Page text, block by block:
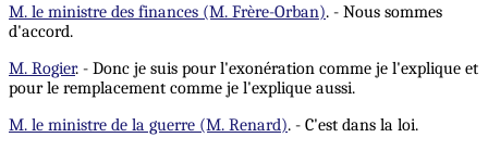
M. le ministre des finances (M. Frère-Orban). - Nous sommes
d'accord.
M. Rogier. - Donc je suis pour l'exonération comme je l'explique et
pour le remplacement comme je l'explique aussi.
M. le ministre de la guerre (M. Renard). - C'est dans la loi.